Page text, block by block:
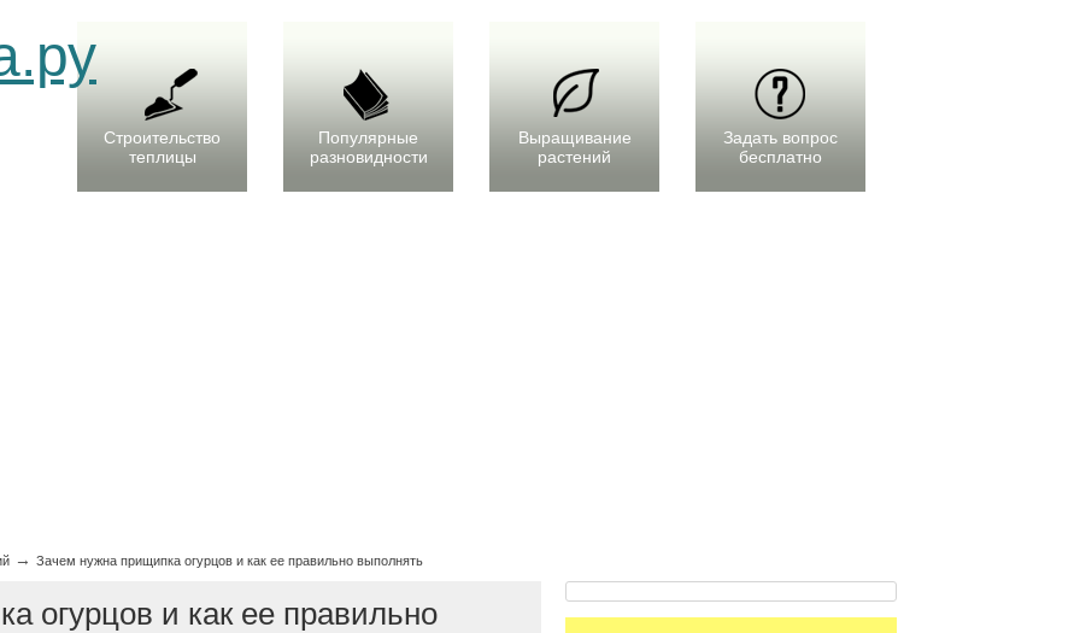
Строительство
теплицы
Популярные
разновидности
Выращивание
растений
Задать вопрос
бесплатно
→ Зачем нужна прищипка огурцов и как ее правильно выполнять
огурцов и как ее правильно